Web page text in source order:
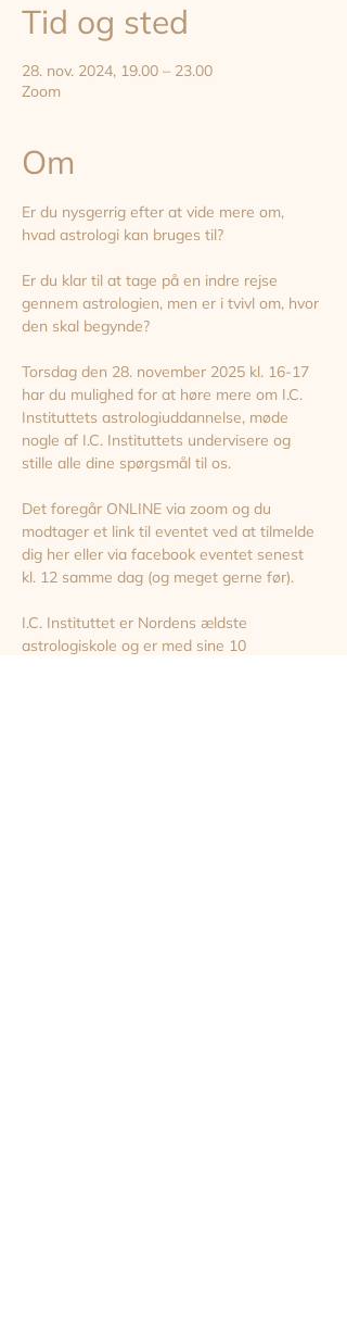
Tid og sted
28. nov. 2024, 19.00 – 23.00
Zoom
Om
Er du nysgerrig efter at vide mere om,
hvad astrologi kan bruges til?
Er du klar til at tage på en indre rejse
gennem astrologien, men er i tvivl om, hvor
den skal begynde?
Torsdag den 28. november 2025 kl. 16-17
har du mulighed for at høre mere om I.C.
Instituttets astrologiuddannelse, møde
nogle af I.C. Instituttets undervisere og
stille alle dine spørgsmål til os.
Det foregår ONLINE via zoom og du
modtager et link til eventet ved at tilmelde
dig her eller via facebook eventet senest
kl. 12 samme dag (og meget gerne før).
I.C. Instituttet er Nordens ældste
astrologiskole og er med sine 10